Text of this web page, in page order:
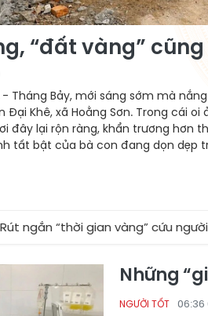
“đất vàng”
- Tháng Bảy, mới sáng sớm mà
Đại Khê, xã Hoằng Sơn. Trong cái
đây lại rộn ràng, khẩn trương hơn
tất bật của bà con đang dọn dẹp
gian vàng” cứu người ★
Những
NGƯỜI TỐT